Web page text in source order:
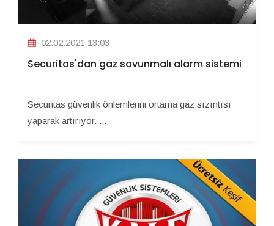
02.02.2021 13:03
Securitas'dan gaz savunmalı alarm sistemi
Securitas güvenlik önlemlerini ortama gaz sızıntısı
yaparak artırıyor. ...